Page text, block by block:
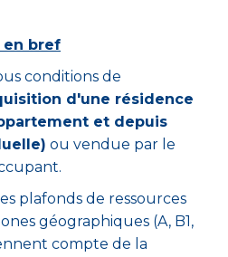
en bref
conditions de
d'une résidence
et depuis
ou vendue par le
plafonds de ressources
géographiques (A, B1,
compte de la